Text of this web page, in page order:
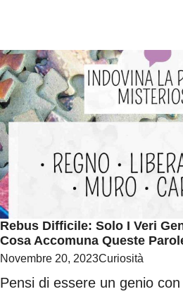
Rebus Difficile: Solo I Veri
Cosa Accomuna Queste
Novembre 20, 2023Curiosità
Pensi di essere un genio